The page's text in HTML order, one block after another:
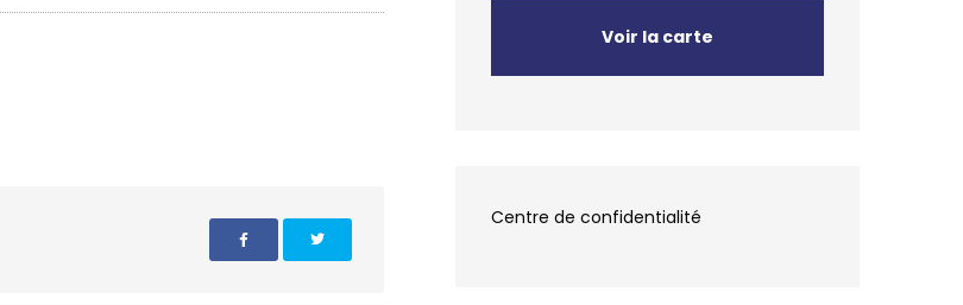
Voir la carte
Centre de confidentialité